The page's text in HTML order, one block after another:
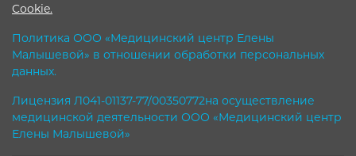
Cookie.
Политика ООО «Медицинский центр Елены
Малышевой» в отношении обработки персональных
данных.
Лицензия Л041-01137-77/00350772на осуществление
медицинской деятельности ООО «Медицинский центр
Елены Малышевой»